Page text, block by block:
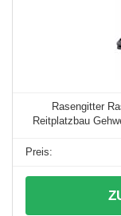
Rasengitter
Reitplatzbau